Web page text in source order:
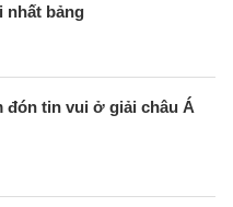
nhất bảng
đón tin vui ở giải châu Á